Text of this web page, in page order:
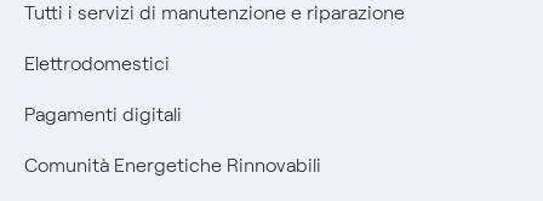
Tutti i servizi di manutenzione e riparazione
Elettrodomestici
Pagamenti digitali
Comunità Energetiche Rinnovabili